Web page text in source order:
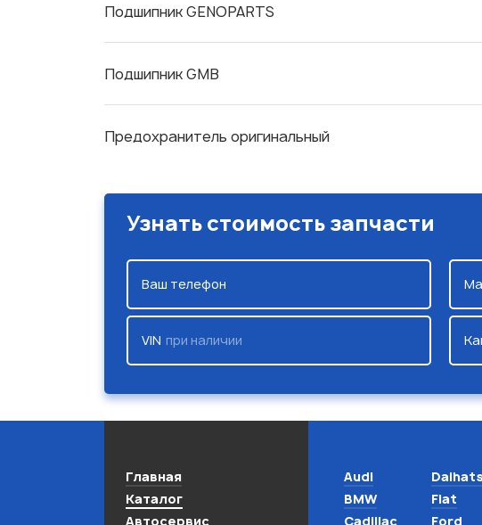
Подшипник GENOPARTS
Подшипник GMB
Предохранитель оригинальный
Узнать стоимость запчасти
Ваш телефон
VIN при наличии
Главная
Каталог
Автосервис
Audi
BMW
Cadillac
Fiat
Ford